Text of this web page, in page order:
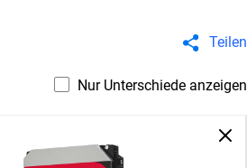
Teilen
Nur Unterschiede anzeigen